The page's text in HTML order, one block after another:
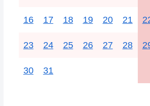
16 17 18 19 20 21
23 24 25 26 27 28
30 31